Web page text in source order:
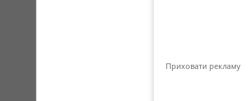
Приховати рекламу